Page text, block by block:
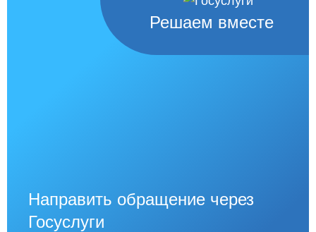
Решаем вместе
Направить обращение через
Госуслуги